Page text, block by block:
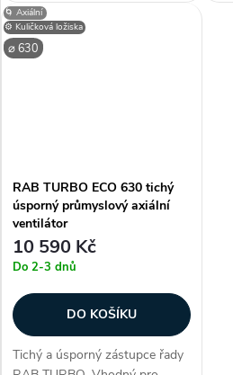
Využitelný k umístění do hal,
garáží, servisech, skladech,
obchodech, barech a dalších
⚙️ Kuličková ložiska
🌀 Axiální
⌀ 630
RAB TURBO ECO 630 tichý
úsporný průmyslový axiální
ventilátor
10 590 Kč
Do 2-3 dnů
DO KOŠÍKU
Tichý a úsporný zástupce řady